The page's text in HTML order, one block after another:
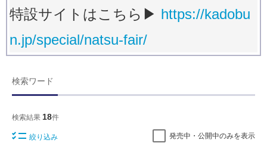
​特設サイトはこちら▶ https://kadobu
n.jp/special/natsu-fair/
検索ワード
検索結果 18件
絞り込み 発売中・公開中のみを表示